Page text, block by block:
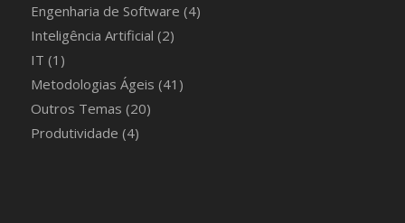
Engenharia de Software (4)
Inteligência Artificial (2)
IT (1)
Metodologias Ágeis (41)
Outros Temas (20)
Produtividade (4)